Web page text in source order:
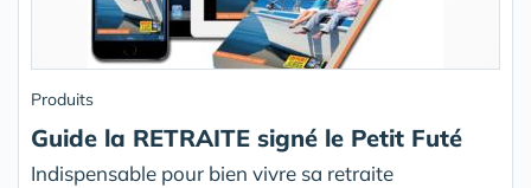
Produits
Guide la RETRAITE signé le Petit Futé
Indispensable pour bien vivre sa retraite